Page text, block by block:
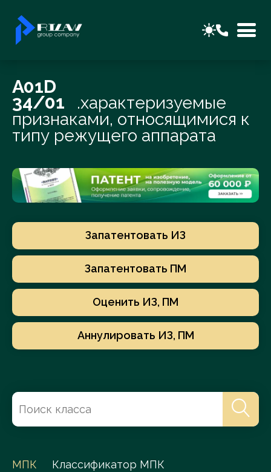
A01D
34/01
.характеризуемые
признаками, относящимися к
типу режущего аппарата
Запатентовать ИЗ
Запатентовать ПМ
Оценить ИЗ, ПМ
Аннулировать ИЗ, ПМ
МПК Классификатор МПК